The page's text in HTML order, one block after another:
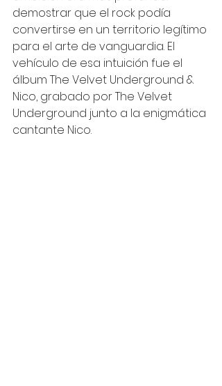
demostrar que el rock podía
convertirse en un territorio legítimo
para el arte de vanguardia. El
vehículo de esa intuición fue el
álbum The Velvet Underground &
Nico, grabado por The Velvet
Underground junto a la enigmática
cantante Nico.